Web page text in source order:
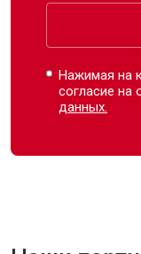
Нажимая на
согласие на
данных.